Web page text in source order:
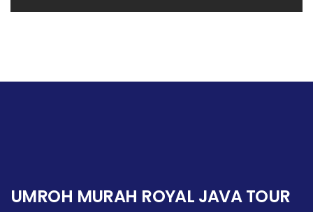
UMROH MURAH ROYAL JAVA TOUR